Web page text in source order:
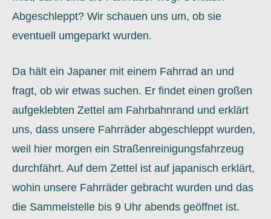
Abgeschleppt? Wir schauen uns um, ob sie
eventuell umgeparkt wurden.
Da hält ein Japaner mit einem Fahrrad an und
fragt, ob wir etwas suchen. Er findet einen großen
aufgeklebten Zettel am Fahrbahnrand und erklärt
uns, dass unsere Fahrräder abgeschleppt wurden,
weil hier morgen ein Straßenreinigungsfahrzeug
durchfährt. Auf dem Zettel ist auf japanisch erklärt,
wohin unsere Fahrräder gebracht wurden und das
die Sammelstelle bis 9 Uhr abends geöffnet ist.